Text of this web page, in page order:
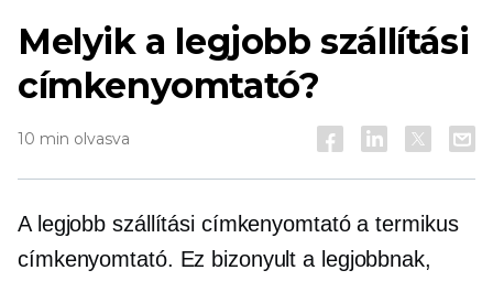
Melyik a legjobb szállítási
címkenyomtató?
10 min olvasva
A legjobb szállítási címkenyomtató a termikus
címkenyomtató. Ez bizonyult a legjobbnak,